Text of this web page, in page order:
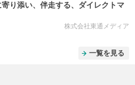
り添い、伴走する、ダイレクトマ
株式会社東通メディア
一覧を見る